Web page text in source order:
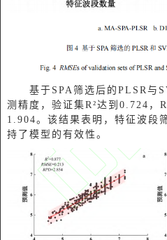
基于SPA筛选后的PLSR与
测精度，验证集R²达到0.724，
1.904。该结果表明，特征波段
持了模型的有效性。